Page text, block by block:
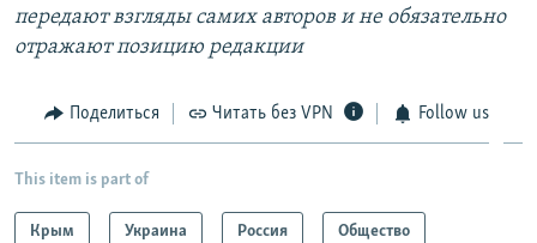
передают взгляды самих авторов и не обязательно
отражают позицию редакции
Поделиться Читать без VPN Follow us
This item is part of
Крым Украина Россия Общество